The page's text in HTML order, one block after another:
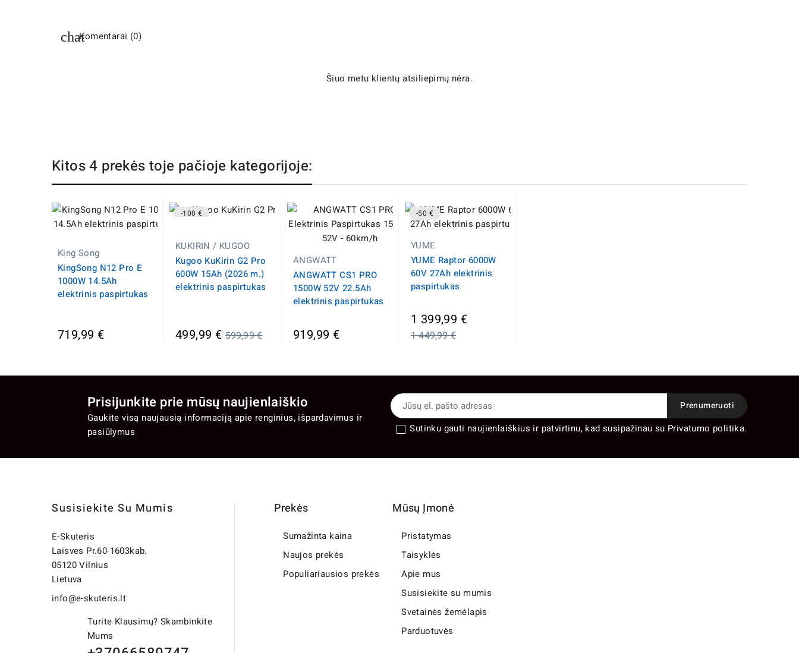
Komentarai (0)
Šiuo metu klientų atsiliepimų nėra.
Kitos 4 prekės toje pačioje kategorijoje:
King Song
KingSong N12 Pro E
1000W 14.5Ah
elektrinis paspirtukas
719,99 €
-100 €
KUKIRIN / KUGOO
Kugoo KuKirin G2 Pro
600W 15Ah (2026 m.)
elektrinis paspirtukas
499,99 €Įprasta
599,99 €
ANGWATT
ANGWATT CS1 PRO
1500W 52V 22.5Ah
elektrinis paspirtukas
919,99 €
-50 €
YUME
YUME Raptor 6000W
60V 27Ah elektrinis
paspirtukas
1 399,99 €Įprasta
1 449,99 €
Prisijunkite prie mūsų naujienlaiškio
Gaukite visą naujausią informaciją apie renginius, išpardavimus ir
pasiūlymus
Sutinku gauti naujienlaiškius ir patvirtinu, kad susipažinau su Privatumo politika.
Susisiekite Su Mumis
E-Skuteris
Laisves Pr.60-1603kab.
05120 Vilnius
Lietuva
info@e-skuteris.lt
Turite Klausimų? Skambinkite
Mums
Prekės
Sumažinta kaina
Naujos prekės
Populiariausios prekės
Mūsų Įmonė
Pristatymas
Taisyklės
Apie mus
Susisiekite su mumis
Svetainės žemėlapis
Parduotuvės